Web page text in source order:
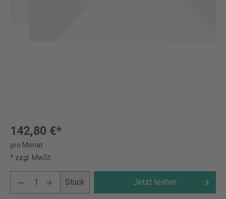
142,80 €*
pro Monat
* zzgl. MwSt.
Stück Jetzt testen